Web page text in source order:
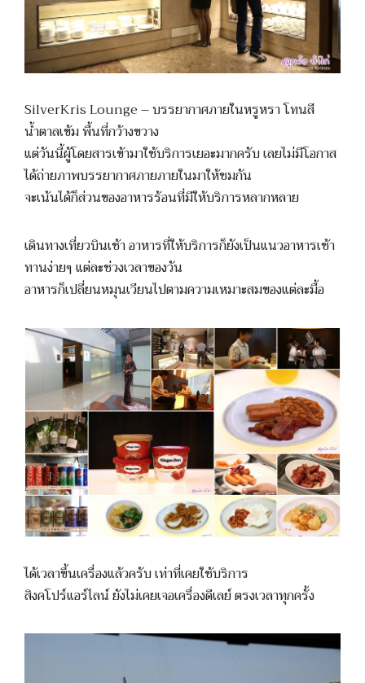
SilverKris Lounge – บรรยากาศภายในหรูหรา โทนสี
น้ำตาลเข้ม พื้นที่กว้างขวาง
แต่วันนี้ผู้โดยสารเข้ามาใช้บริการเยอะมากครับ เลยไม่มีโอกาส
ได้ถ่ายภาพบรรยากาศภายภายในมาให้ชมกัน
จะเน้นได้ก็ส่วนของอาหารร้อนที่มีให้บริการหลากหลาย
เดินทางเที่ยวบินเช้า อาหารที่ให้บริการก็ยังเป็นแนวอาหารเช้า
ทานง่ายๆ แต่ละช่วงเวลาของวัน
อาหารก็เปลี่ยนหมุนเวียนไปตามความเหมาะสมของแต่ละมื้อ
ได้เวลาขึ้นเครื่องแล้วครับ เท่าที่เคยใช้บริการ
สิงคโปร์แอร์ไลน์ ยังไม่เคยเจอเครื่องดีเลย์ ตรงเวลาทุกครั้ง